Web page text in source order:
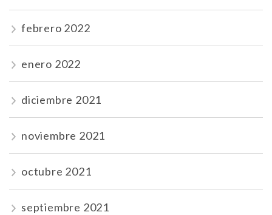
febrero 2022
enero 2022
diciembre 2021
noviembre 2021
octubre 2021
septiembre 2021